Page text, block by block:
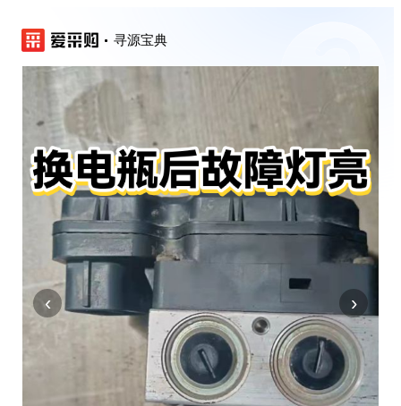
寻源宝典
‹ ›